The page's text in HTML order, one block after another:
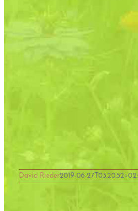
David Rieder2019-06-